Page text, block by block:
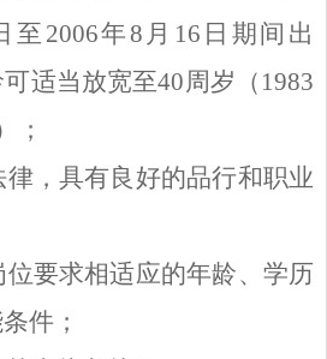
至2006年8月16日期间出
适当放宽至40周岁（1983
；
律，具有良好的品行和职业
位要求相适应的年龄、学历
件；